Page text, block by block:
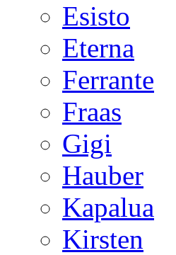
Esisto
Eterna
Ferrante
Fraas
Gigi
Hauber
Kapalua
Kirsten